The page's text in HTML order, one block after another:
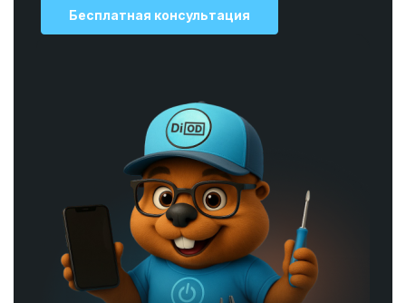
Бесплатная консультация